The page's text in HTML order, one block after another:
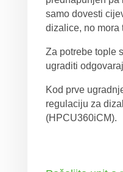
samo dovesti
dizalice, no mora
Za potrebe tople
ugraditi
Kod prve
regulaciju za
(HPCU360iCM).